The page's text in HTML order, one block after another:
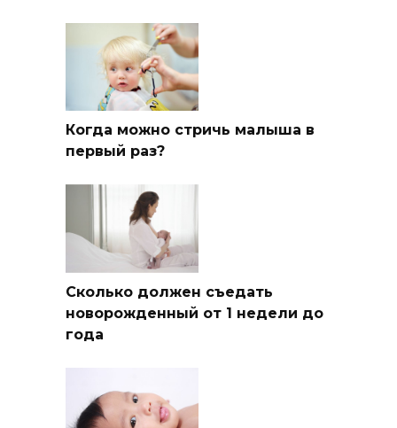
Когда можно стричь малыша в
первый раз?
Сколько должен съедать
новорожденный от 1 недели до
года